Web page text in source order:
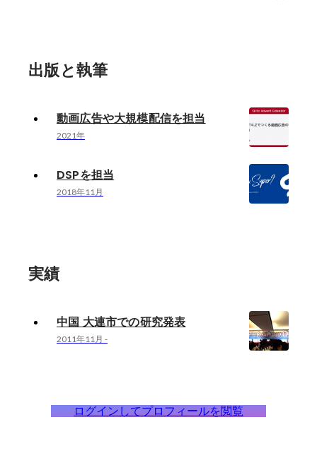
出版と執筆
動画広告や大規模配信を担当
2021年
DSPを担当
2018年11月
実績
中国 大連市での研究発表
2011年11月 -
ログインしてプロフィールを閲覧